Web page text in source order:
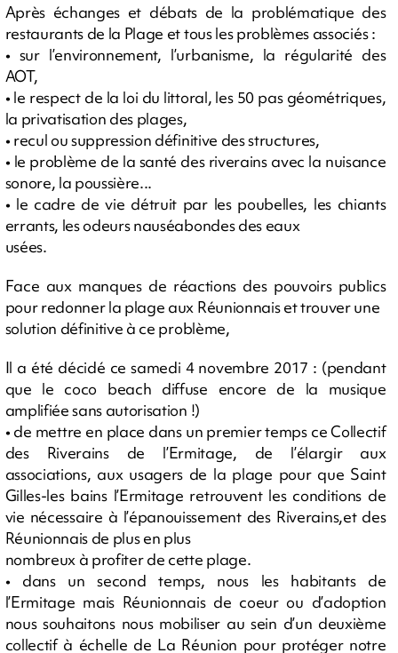
Après échanges et débats de la problématique des
restaurants de la Plage et tous les problèmes associés :
• sur l’environnement, l’urbanisme, la régularité des
AOT,
• le respect de la loi du littoral, les 50 pas géométriques,
la privatisation des plages,
• recul ou suppression définitive des structures,
• le problème de la santé des riverains avec la nuisance
sonore, la poussière...
• le cadre de vie détruit par les poubelles, les chiants
errants, les odeurs nauséabondes des eaux
usées.
Face aux manques de réactions des pouvoirs publics
pour redonner la plage aux Réunionnais et trouver une
solution définitive à ce problème,
Il a été décidé ce samedi 4 novembre 2017 : (pendant
que le coco beach diffuse encore de la musique
amplifiée sans autorisation !)
• de mettre en place dans un premier temps ce Collectif
des Riverains de l’Ermitage, de l’élargir aux
associations, aux usagers de la plage pour que Saint
Gilles-les bains l’Ermitage retrouvent les conditions de
vie nécessaire à l’épanouissement des Riverains,et des
Réunionnais de plus en plus
nombreux à profiter de cette plage.
• dans un second temps, nous les habitants de
l’Ermitage mais Réunionnais de coeur ou d’adoption
nous souhaitons nous mobiliser au sein d’un deuxième
collectif à échelle de La Réunion pour protéger notre